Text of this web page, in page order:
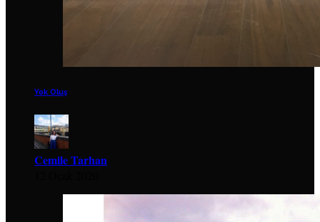
Yok Oluş
Cemile Tarhan